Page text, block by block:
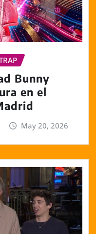
Bunny
en el
May 20, 2026